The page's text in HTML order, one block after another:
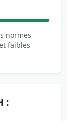
normes
faibles
: